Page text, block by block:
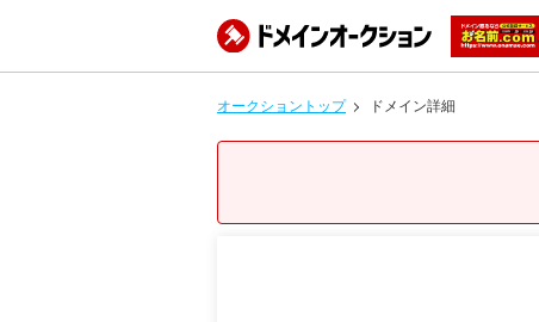
オークショントップ ドメイン詳細